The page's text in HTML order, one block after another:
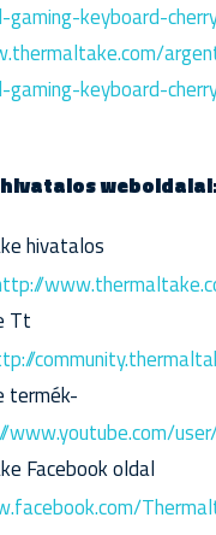
gaming-keyboard-
gaming-keyboard-
hivatalos
Tt
termék-
www.youtube.com/
Facebook oldal